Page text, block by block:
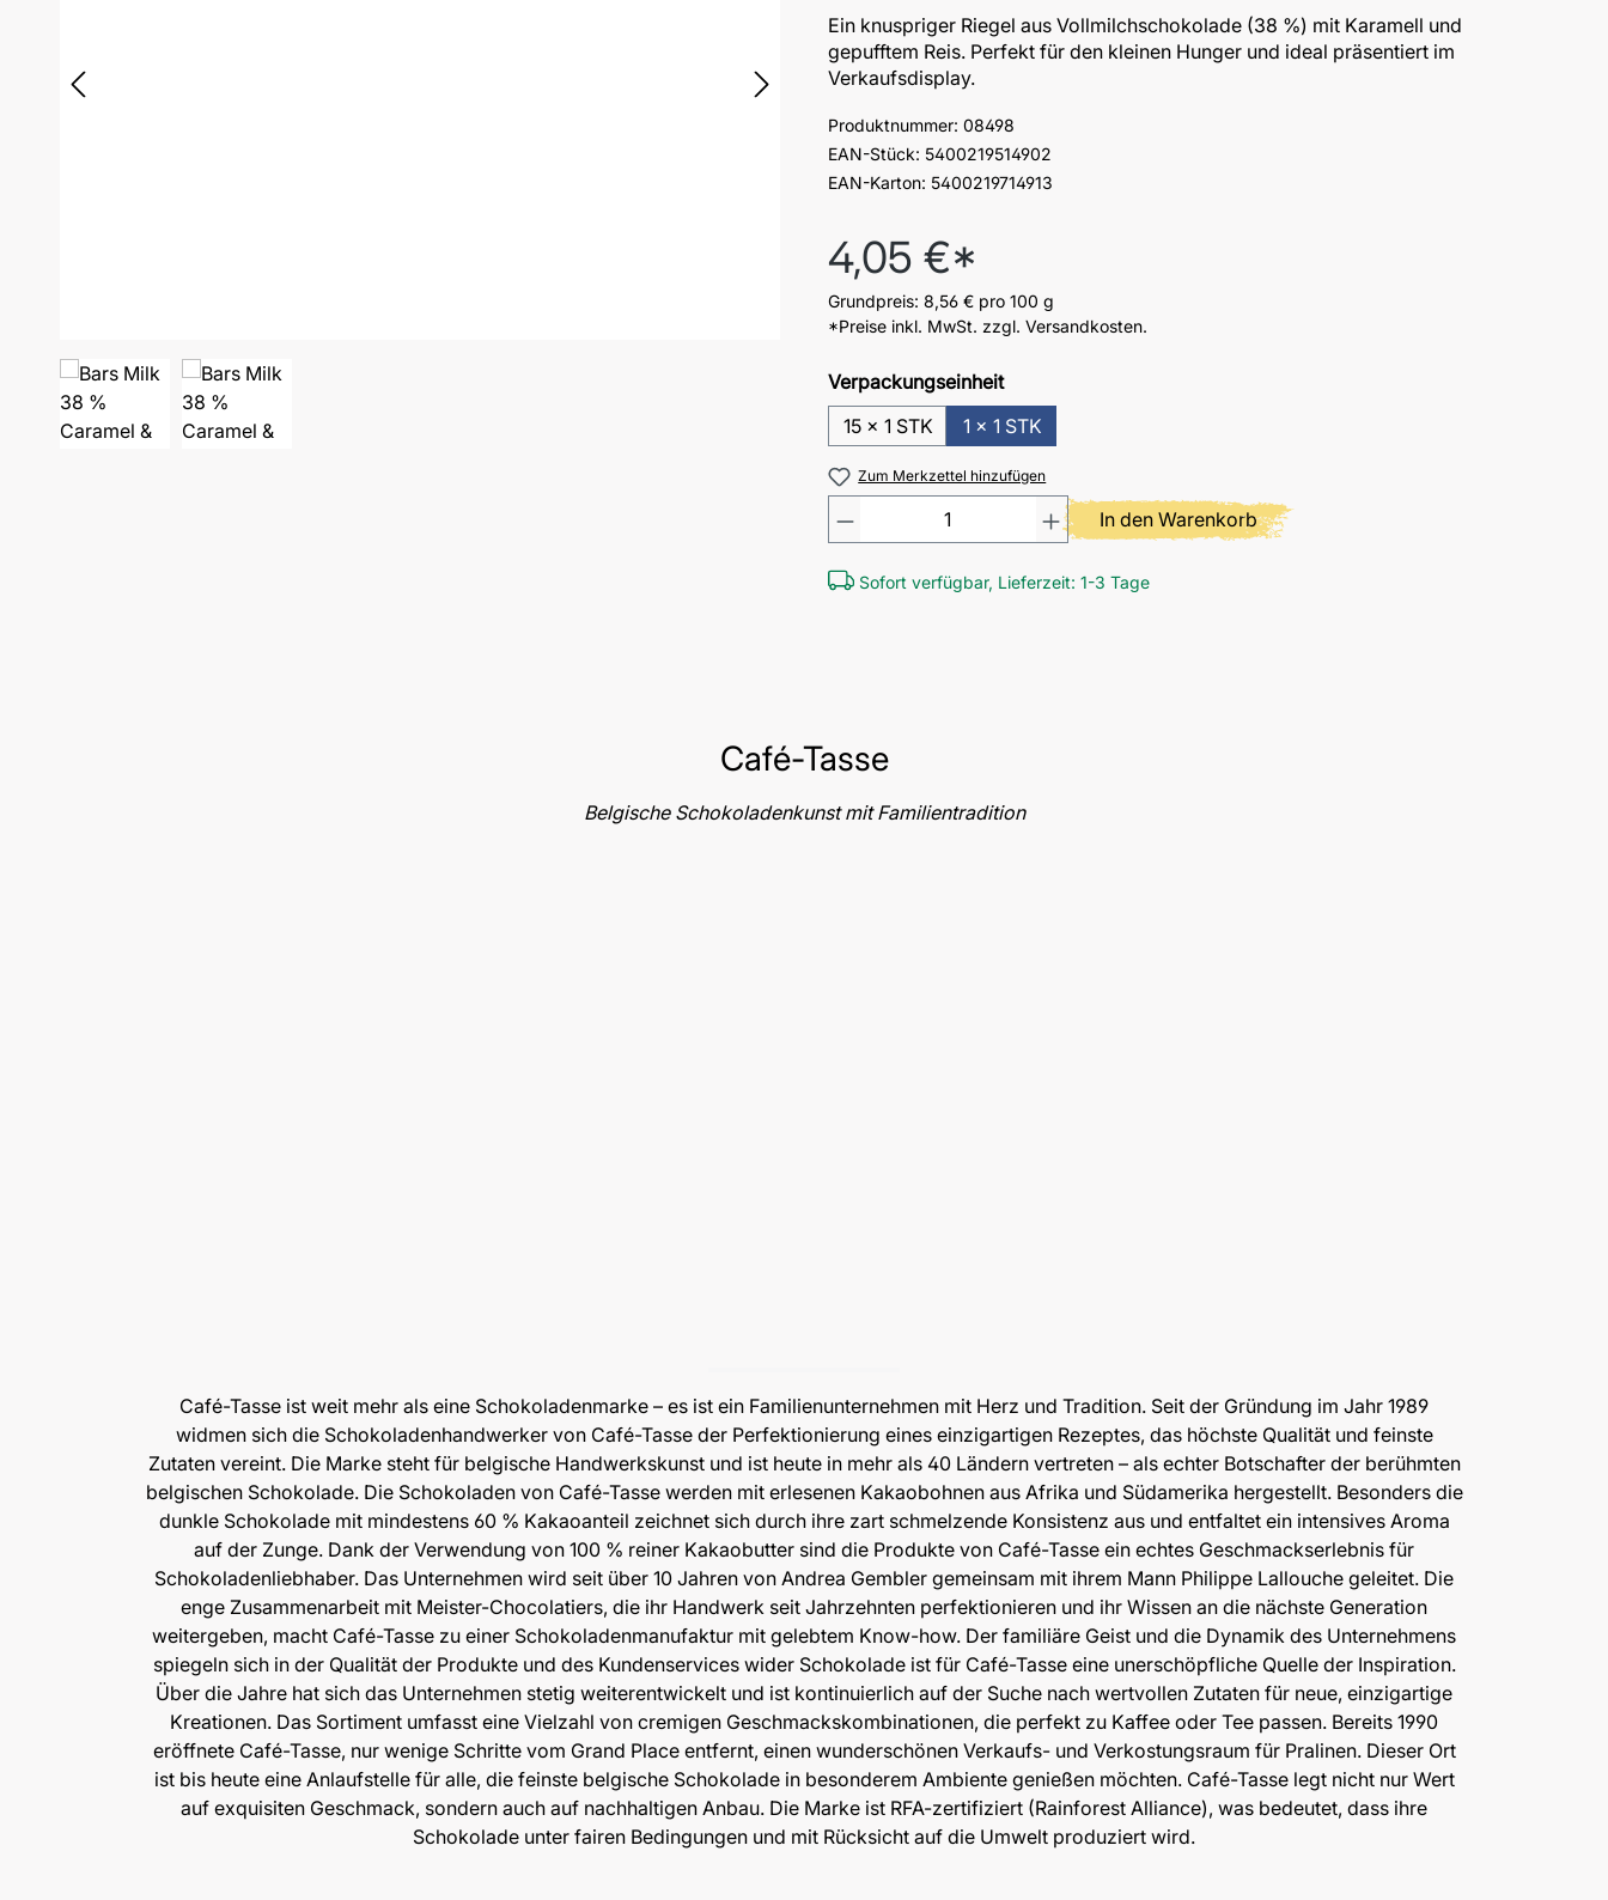
Ein knuspriger Riegel aus Vollmilchschokolade (38 %) mit Karamell und
gepufftem Reis. Perfekt für den kleinen Hunger und ideal präsentiert im
Verkaufsdisplay.
Produktnummer: 08498
EAN-Stück: 5400219514902
EAN-Karton: 5400219714913
Regulärer Preis:
4,05 €*
Grundpreis: 8,56 € pro 100 g
*Preise inkl. MwSt. zzgl. Versandkosten.
Verpackungseinheit
15 x 1 STK
1 x 1 STK
Zum Merkzettel hinzufügen
Produkt Anzahl: Gib den gewünschten
In den Warenkorb
Sofort verfügbar, Lieferzeit: 1-3 Tage
Café-Tasse
Belgische Schokoladenkunst mit Familientradition
Café-Tasse ist weit mehr als eine Schokoladenmarke – es ist ein Familienunternehmen mit Herz und Tradition. Seit der Gründung im Jahr 1989
widmen sich die Schokoladenhandwerker von Café-Tasse der Perfektionierung eines einzigartigen Rezeptes, das höchste Qualität und feinste
Zutaten vereint. Die Marke steht für belgische Handwerkskunst und ist heute in mehr als 40 Ländern vertreten – als echter Botschafter der berühmten
belgischen Schokolade. Die Schokoladen von Café-Tasse werden mit erlesenen Kakaobohnen aus Afrika und Südamerika hergestellt. Besonders die
dunkle Schokolade mit mindestens 60 % Kakaoanteil zeichnet sich durch ihre zart schmelzende Konsistenz aus und entfaltet ein intensives Aroma
auf der Zunge. Dank der Verwendung von 100 % reiner Kakaobutter sind die Produkte von Café-Tasse ein echtes Geschmackserlebnis für
Schokoladenliebhaber. Das Unternehmen wird seit über 10 Jahren von Andrea Gembler gemeinsam mit ihrem Mann Philippe Lallouche geleitet. Die
enge Zusammenarbeit mit Meister-Chocolatiers, die ihr Handwerk seit Jahrzehnten perfektionieren und ihr Wissen an die nächste Generation
weitergeben, macht Café-Tasse zu einer Schokoladenmanufaktur mit gelebtem Know-how. Der familiäre Geist und die Dynamik des Unternehmens
spiegeln sich in der Qualität der Produkte und des Kundenservices wider Schokolade ist für Café-Tasse eine unerschöpfliche Quelle der Inspiration.
Über die Jahre hat sich das Unternehmen stetig weiterentwickelt und ist kontinuierlich auf der Suche nach wertvollen Zutaten für neue, einzigartige
Kreationen. Das Sortiment umfasst eine Vielzahl von cremigen Geschmackskombinationen, die perfekt zu Kaffee oder Tee passen. Bereits 1990
eröffnete Café-Tasse, nur wenige Schritte vom Grand Place entfernt, einen wunderschönen Verkaufs- und Verkostungsraum für Pralinen. Dieser Ort
ist bis heute eine Anlaufstelle für alle, die feinste belgische Schokolade in besonderem Ambiente genießen möchten. Café-Tasse legt nicht nur Wert
auf exquisiten Geschmack, sondern auch auf nachhaltigen Anbau. Die Marke ist RFA-zertifiziert (Rainforest Alliance), was bedeutet, dass ihre
Schokolade unter fairen Bedingungen und mit Rücksicht auf die Umwelt produziert wird.